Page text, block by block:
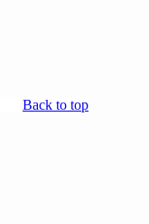
Back to top